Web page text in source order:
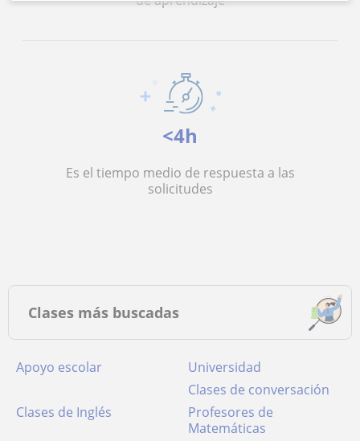
<4h
Es el tiempo medio de respuesta a las
solicitudes
Clases más buscadas
Apoyo escolar
Universidad
Clases de conversación
Clases de Inglés
Profesores de
Matemáticas